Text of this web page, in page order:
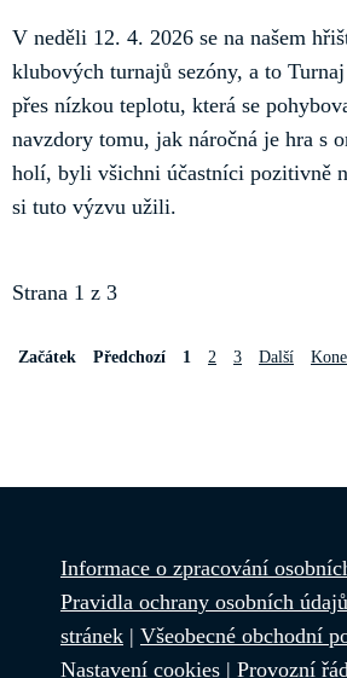
V neděli 12. 4. 2026 se na našem
klubových turnajů sezóny, a to
přes nízkou teplotu, která se
navzdory tomu, jak náročná je hra s
holí, byli všichni účastníci pozitivně
si tuto výzvu užili.
Strana 1 z 3
Začátek Předchozí 1 2 3 Další
Informace o zpracování
Pravidla ochrany osobních údajů
stránek | Všeobecné obchodní
Nastavení cookies | Provozní řád